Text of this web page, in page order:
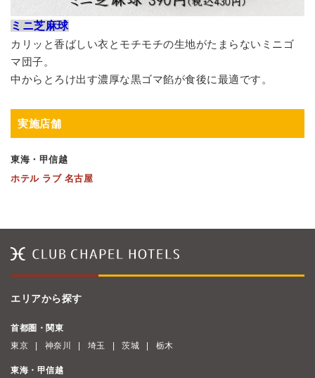
ミニ芝麻球
カリッと香ばしい衣とモチモチの生地がたまらないミニゴ
マ団子。
中からとろけ出す濃厚な黒ゴマ餡が食後に最適です。
実施店舗
東海・甲信越
ホテル ラブ 名古屋
エリアから探す
首都圏・関東
東京
神奈川 埼玉 茨城 栃木
東海・甲信越